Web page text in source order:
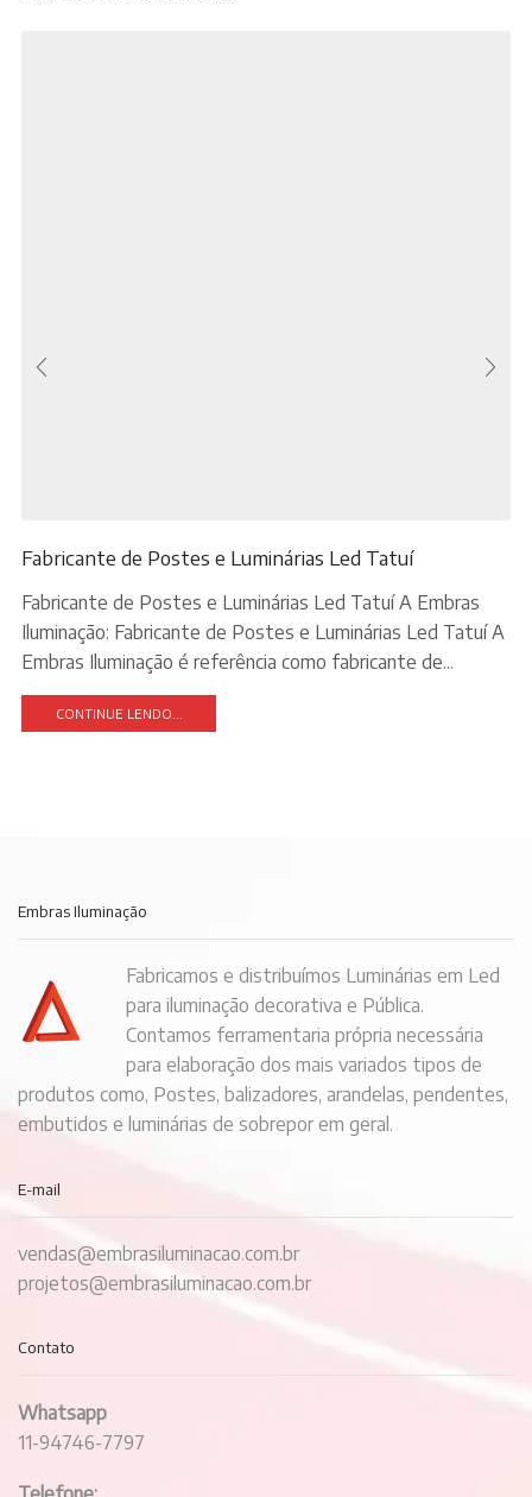
Fabricante de Postes e Luminárias Led Tatuí
Fabricante de Postes e Luminárias Led Tatuí A Embras
Iluminação: Fabricante de Postes e Luminárias Led Tatuí A
Embras Iluminação é referência como fabricante de...
CONTINUE LENDO...
Embras Iluminação
Fabricamos e distribuímos Luminárias em Led
para iluminação decorativa e Pública.
Contamos ferramentaria própria necessária
para elaboração dos mais variados tipos de
produtos como, Postes, balizadores, arandelas, pendentes,
embutidos e luminárias de sobrepor em geral.
E-mail
vendas@embrasiluminacao.com.br
projetos@embrasiluminacao.com.br
Contato
Whatsapp
11-94746-7797